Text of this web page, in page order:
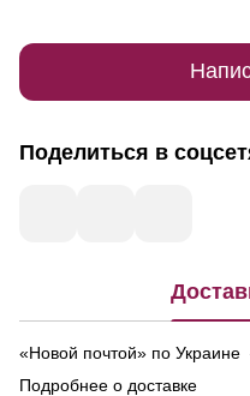
Поделиться в
«Новой почтой» по Украине
Подробнее о доставке